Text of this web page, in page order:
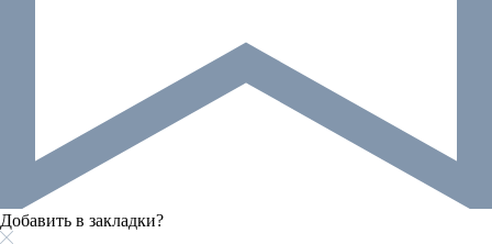
Добавить в закладки?